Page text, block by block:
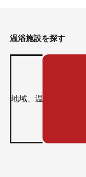
温浴施設を探す